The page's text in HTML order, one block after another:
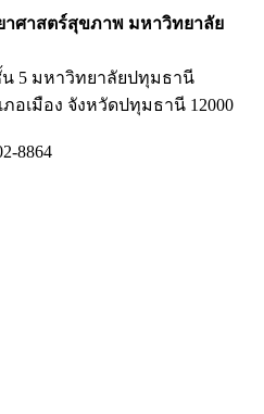
าศาสตร์สุขภาพ มหาวิทยาลัย
5 มหาวิทยาลัยปทุมธานี
ภอเมือง จังหวัดปทุมธานี 12000
8864